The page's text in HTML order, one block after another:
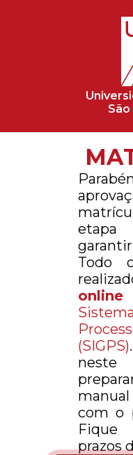
Todo
online
(SIGPS)
com o
prazos